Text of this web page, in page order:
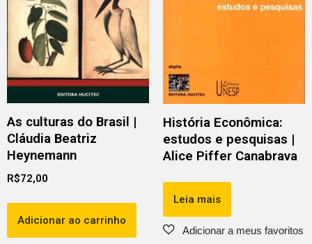
As culturas do Brasil |
Cláudia Beatriz
Heynemann
R$72,00
Adicionar ao carrinho
História Econômica:
estudos e pesquisas |
Alice Piffer Canabrava
Leia mais